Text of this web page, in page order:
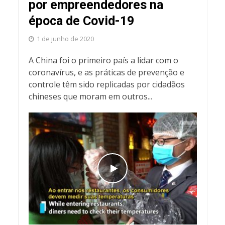
por empreendedores na
época de Covid-19
1 de junho de 2020
A China foi o primeiro país a lidar com o
coronavírus, e as práticas de prevenção e
controle têm sido replicadas por cidadãos
chineses que moram em outros...